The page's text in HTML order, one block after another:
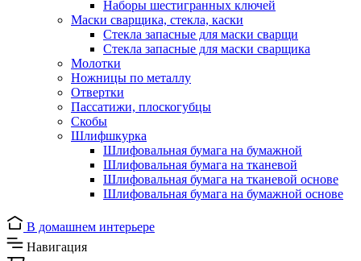
Наборы шестигранных ключей
Маски сварщика, стекла, каски
Стекла запасные для маски сварщи
Стекла запасные для маски сварщика
Молотки
Ножницы по металлу
Отвертки
Пассатижи, плоскогубцы
Скобы
Шлифшкурка
Шлифовальная бумага на бумажной
Шлифовальная бумага на тканевой
Шлифовальная бумага на тканевой основе
Шлифовальная бумага на бумажной основе
В домашнем интерьере
Навигация